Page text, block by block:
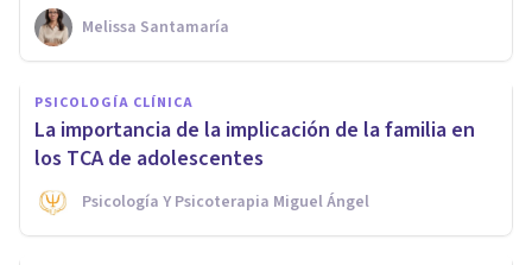
Melissa Santamaría
PSICOLOGÍA CLÍNICA
La importancia de la implicación de la familia en
los TCA de adolescentes
Psicología Y Psicoterapia Miguel Ángel